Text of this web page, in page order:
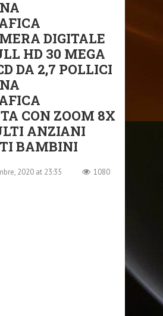
DIGITALE
HD 30 MEGA
DA 2,7 POLLICI
CON ZOOM 8X
ANZIANI
BAMBINI
2020 at 23:35 1080